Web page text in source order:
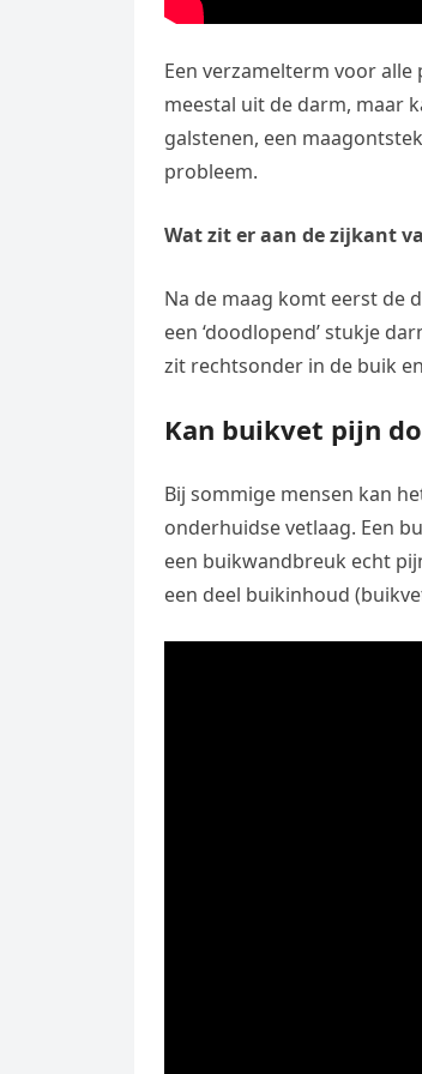
Een verzamelterm voor
meestal uit de darm, maar
galstenen, een
probleem.
Wat zit er aan de zijkant
Na de maag komt eerst de
een ‘doodlopend’ stukje
zit rechtsonder in de buik
Kan buikvet pijn
Bij sommige mensen kan
onderhuidse vetlaag. Een
een buikwandbreuk echt
een deel buikinhoud